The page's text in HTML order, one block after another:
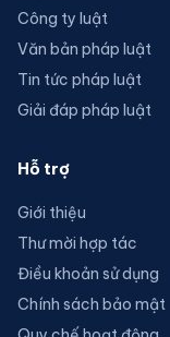
Công ty luật
Văn bản pháp luật
Tin tức pháp luật
Giải đáp pháp luật
Hỗ trợ
Giới thiệu
Thư mời hợp tác
Điều khoản sử dụng
Chính sách bảo mật